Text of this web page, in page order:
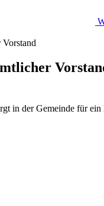
Vorstand
in der Gemeinde für ein